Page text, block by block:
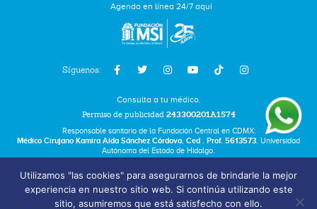
Síguenos:
Agenda en línea 24/7 aquí
Consulta a tu médico.
Permiso de publicidad 243300201A1574
Responsable sanitario de la Fundación Central en CDMX:
Médico Cirujano Kamira Aída Sánchez Córdova. Ced . Prof. 5613573. Universidad
Autónoma del Estado de Hidalgo.
Términos y Condiciones
Bolsa de Trabajo
Utilizamos "las cookies" para asegurarnos de brindarle la mejor
experiencia en nuestro sitio web. Si continúa utilizando este
sitio, asumiremos que está satisfecho con ello.